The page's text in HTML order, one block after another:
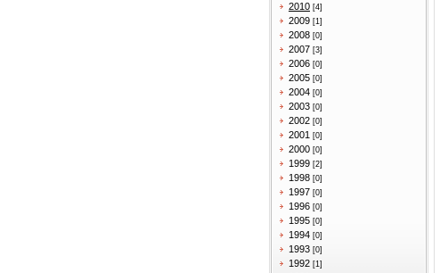
2010 [4]
2009 [1]
2008 [0]
2007 [3]
2006 [0]
2005 [0]
2004 [0]
2003 [0]
2002 [0]
2001 [0]
2000 [0]
1999 [2]
1998 [0]
1997 [0]
1996 [0]
1995 [0]
1994 [0]
1993 [0]
1992 [1]